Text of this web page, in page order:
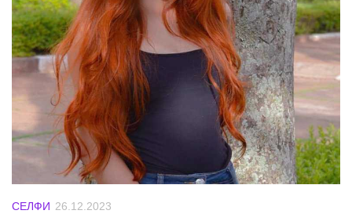
СЕЛФИ 26.12.2023